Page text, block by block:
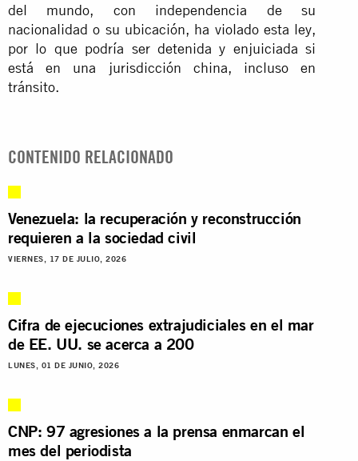
del mundo, con independencia de su
nacionalidad o su ubicación, ha violado esta ley,
por lo que podría ser detenida y enjuiciada si
está en una jurisdicción china, incluso en
tránsito.
CONTENIDO RELACIONADO
Venezuela: la recuperación y reconstrucción
requieren a la sociedad civil
VIERNES, 17 DE JULIO, 2026
Cifra de ejecuciones extrajudiciales en el mar
de EE. UU. se acerca a 200
LUNES, 01 DE JUNIO, 2026
CNP: 97 agresiones a la prensa enmarcan el
mes del periodista